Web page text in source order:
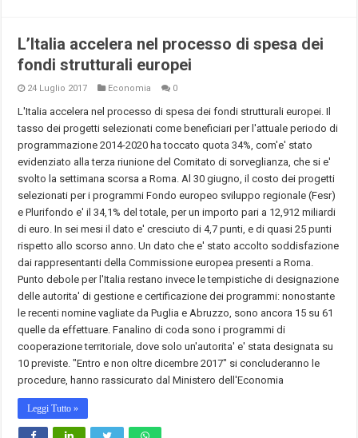
L’Italia accelera nel processo di spesa dei
fondi strutturali europei
24 Luglio 2017 Economia 0
L'Italia accelera nel processo di spesa dei fondi strutturali europei. Il
tasso dei progetti selezionati come beneficiari per l'attuale periodo di
programmazione 2014-2020 ha toccato quota 34%, com'e' stato
evidenziato alla terza riunione del Comitato di sorveglianza, che si e'
svolto la settimana scorsa a Roma. Al 30 giugno, il costo dei progetti
selezionati per i programmi Fondo europeo sviluppo regionale (Fesr)
e Plurifondo e' il 34,1% del totale, per un importo pari a 12,912 miliardi
di euro. In sei mesi il dato e' cresciuto di 4,7 punti, e di quasi 25 punti
rispetto allo scorso anno. Un dato che e' stato accolto soddisfazione
dai rappresentanti della Commissione europea presenti a Roma.
Punto debole per l'Italia restano invece le tempistiche di designazione
delle autorita' di gestione e certificazione dei programmi: nonostante
le recenti nomine vagliate da Puglia e Abruzzo, sono ancora 15 su 61
quelle da effettuare. Fanalino di coda sono i programmi di
cooperazione territoriale, dove solo un'autorita' e' stata designata su
10 previste. "Entro e non oltre dicembre 2017" si concluderanno le
procedure, hanno rassicurato dal Ministero dell'Economia
Leggi Tutto »